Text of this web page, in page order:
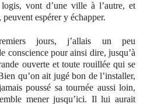
vont d’une ville à l’autre, et
espérer y échapper.
jours, j’allais un peu
conscience pour ainsi dire, jusqu’à
ouverte et toute rouillée qui se
qu’on ait jugé bon de l’installer,
poussé sa tournée aussi loin,
mener jusqu’ici. Il lui aurait